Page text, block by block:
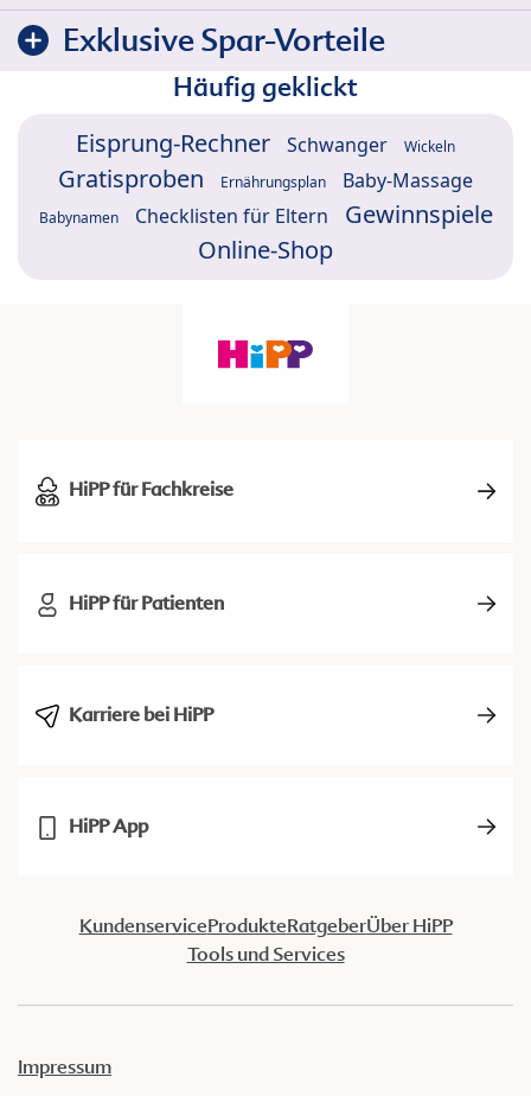
Exklusive Spar-Vorteile
Häufig geklickt
Eisprung-Rechner Schwanger Wickeln
Gratisproben Ernährungsplan Baby-Massage
Babynamen Checklisten für Eltern
Gewinnspiele
Online-Shop
HiPP für Fachkreise
HiPP für Patienten
Karriere bei HiPP
HiPP App
KundenserviceProdukteRatgeberÜber HiPP
Tools und Services
Impressum